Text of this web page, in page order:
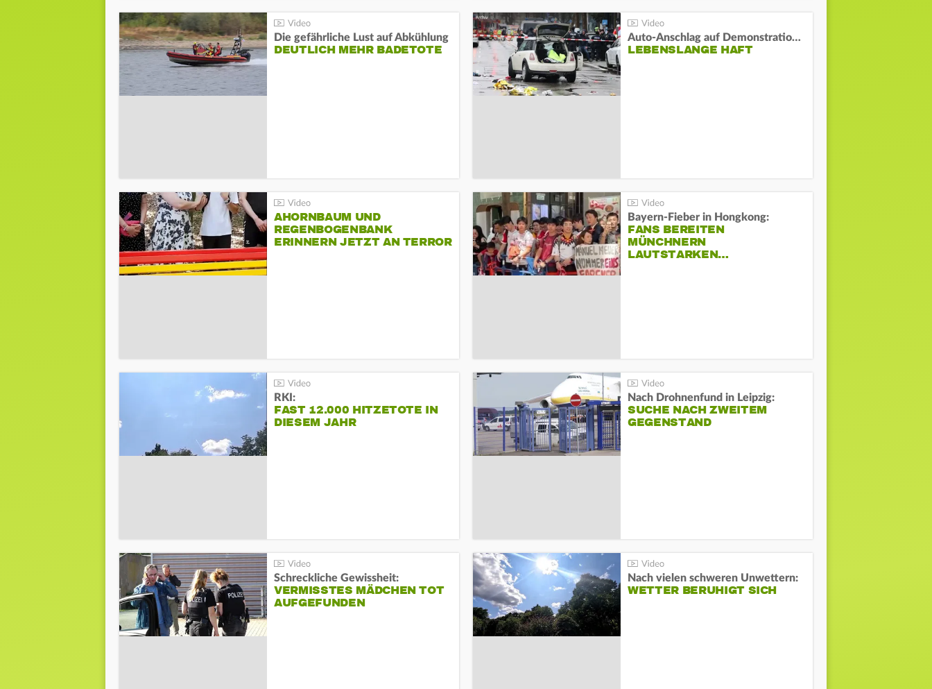
Die gefährliche Lust auf Abkühlung
DEUTLICH MEHR BADETOTE
Auto-Anschlag auf Demonstration in München:
LEBENSLANGE HAFT
AHORNBAUM UND
REGENBOGENBANK
ERINNERN JETZT AN TERROR
Bayern-Fieber in Hongkong:
FANS BEREITEN
MÜNCHNERN
LAUTSTARKEN…
RKI:
FAST 12.000 HITZETOTE IN
DIESEM JAHR
Nach Drohnenfund in Leipzig:
SUCHE NACH ZWEITEM
GEGENSTAND
Schreckliche Gewissheit:
VERMISSTES MÄDCHEN TOT
AUFGEFUNDEN
Nach vielen schweren Unwettern:
WETTER BERUHIGT SICH